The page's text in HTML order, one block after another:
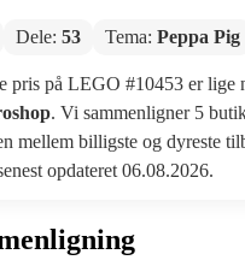
Dele: 53 Tema: Peppa Pig
pris på LEGO #10453 er lige
. Vi sammenligner 5
mellem billigste og dyreste
opdateret 06.08.2026.